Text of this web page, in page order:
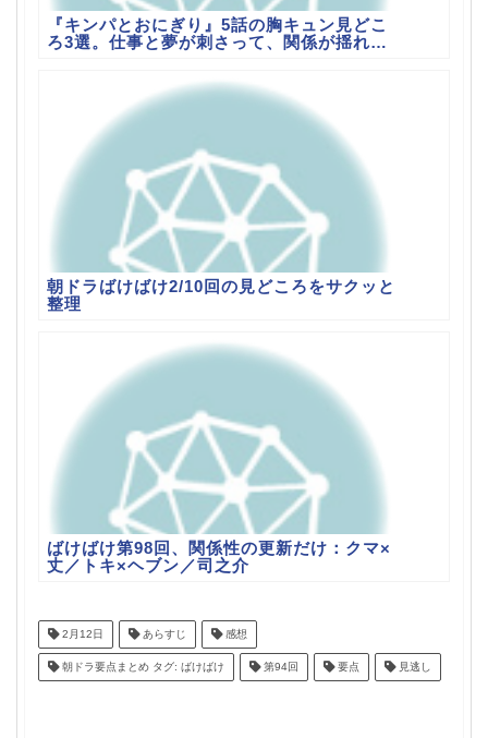
『キンパとおにぎり』5話の胸キュン見どこ
ろ3選。仕事と夢が刺さって、関係が揺れる
朝ドラばけばけ2/10回の見どころをサクッと
整理
ばけばけ第98回、関係性の更新だけ：クマ×
丈／トキ×ヘブン／司之介
2月12日 あらすじ 感想
朝ドラ要点まとめ タグ: ばけばけ 第94回 要点 見逃し